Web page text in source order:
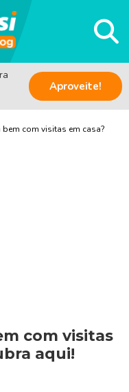
Aproveite!
bem com visitas em casa?
com visitas
aqui!